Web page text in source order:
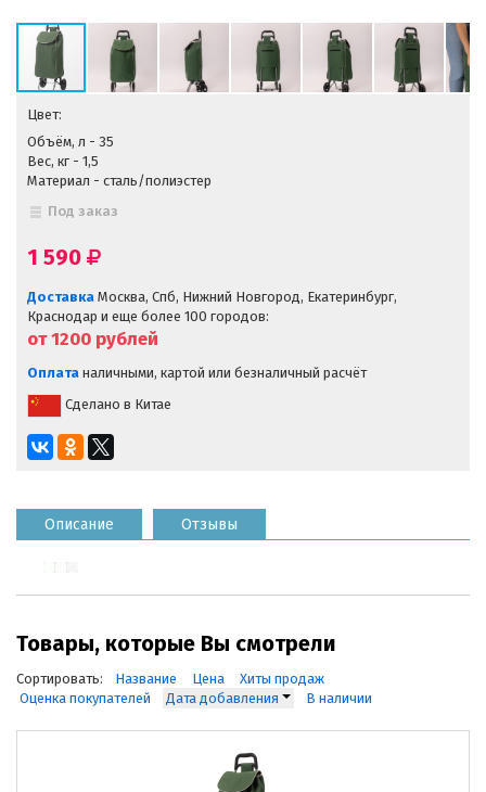
Цвет:
Объём, л - 35
Вес, кг - 1,5
Материал - сталь/полиэстер
Под заказ
1 590
Доставка Москва, Спб, Нижний Новгород, Екатеринбург,
Краснодар и еще более 100 городов:
от 1200 рублей
Оплата наличными, картой или безналичный расчёт
Сделано в Китае
Описание Отзывы
Товары, которые Вы смотрели
Сортировать: Название Цена
Хиты продаж
Оценка покупателей
Дата добавления В наличии